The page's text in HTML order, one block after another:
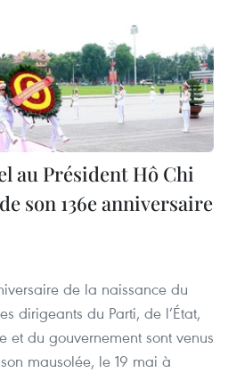
au Président Hô Chi
son 136e anniversaire
de la naissance du
dirigeants du Parti, de l’État,
et du gouvernement sont venus
mausolée, le 19 mai à